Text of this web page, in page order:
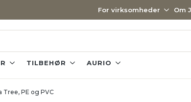
For virksomheder Om
TILBEHØR AURIO
PE og PVC